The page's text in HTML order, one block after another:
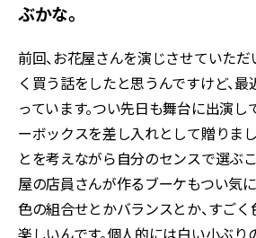
ぶかな。
前回、お花屋さんを演じさせていただ
く買う話をしたと思うんですけど、
っています。つい先日も舞台に出演し
ーボックスを差し入れとして贈りま
とを考えながら自分のセンスで選ぶ
屋の店員さんが作るブーケもつい気
色の組合せとかバランスとか、すご